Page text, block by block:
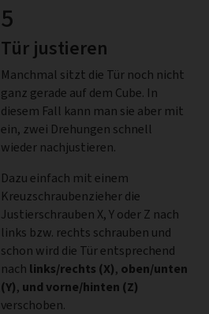
5
Tür justieren
Manchmal sitzt die Tür noch nicht
ganz gerade auf dem Cube. In
diesem Fall kann man sie aber mit
ein, zwei Drehungen schnell
wieder nachjustieren.
Dazu einfach mit einem
Kreuzschraubenzieher die
Justierschrauben X, Y oder Z nach
links bzw. rechts schrauben und
schon wird die Tür entsprechend
nach links/rechts (X), oben/unten
(Y), und vorne/hinten (Z)
verschoben.